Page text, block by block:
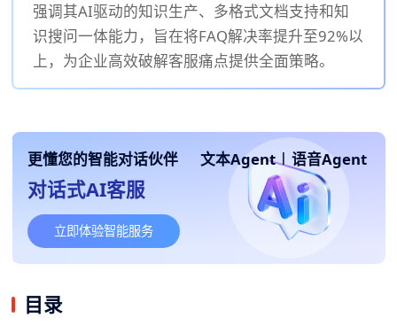
强调其AI驱动的知识生产、多格式文档支持和知
识搜问一体能力，旨在将FAQ解决率提升至92%以
上，为企业高效破解客服痛点提供全面策略。
更懂您的智能对话伙伴 文本Agent | 语音Agent
对话式AI客服
立即体验智能服务
目录